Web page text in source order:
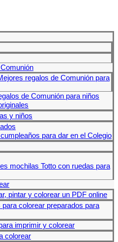
regalos de Comunión para
de Comunión para niños
y niños
para dar en el Colegio
mochilas Totto con ruedas para
pintar y colorear un PDF online
para colorear preparados para
imprimir y colorear
colorear